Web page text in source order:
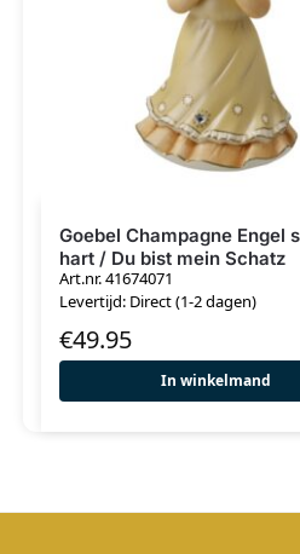
Goebel Champagne Engel
hart / Du bist mein Schatz
Art.nr. 41674071
Levertijd: Direct (1-2 dagen)
€49.95
In winkelmand